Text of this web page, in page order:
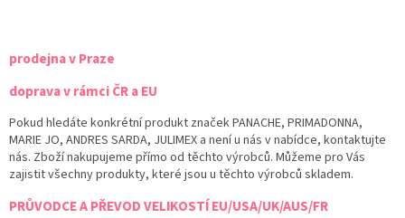
prodejna v Praze
doprava v rámci ČR a EU
Pokud hledáte konkrétní produkt značek PANACHE, PRIMADONNA,
MARIE JO, ANDRES SARDA, JULIMEX a není u nás v nabídce, kontaktujte
nás. Zboží nakupujeme přímo od těchto výrobců. Můžeme pro Vás
zajistit všechny produkty, které jsou u těchto výrobců skladem.
PRŮVODCE A PŘEVOD VELIKOSTÍ EU/USA/UK/AUS/FR